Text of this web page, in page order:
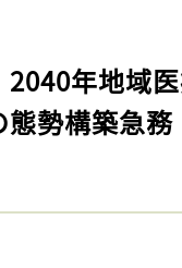
2040年地域
勢構築急務